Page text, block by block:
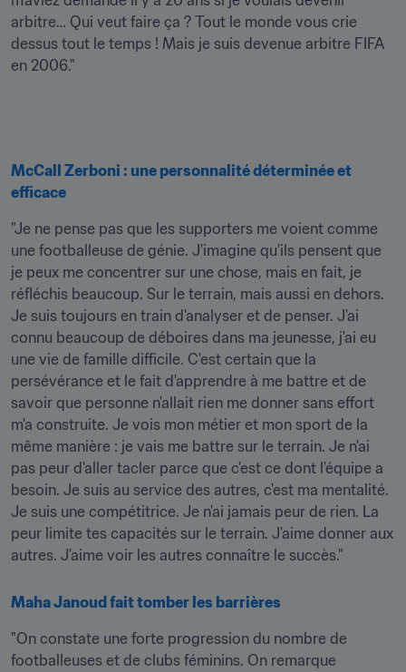
arbitre… Qui veut faire ça ? Tout le monde vous crie
dessus tout le temps ! Mais je suis devenue arbitre FIFA
en 2006."
McCall Zerboni : une personnalité déterminée et
efficace
"Je ne pense pas que les supporters me voient comme
une footballeuse de génie. J'imagine qu'ils pensent que
je peux me concentrer sur une chose, mais en fait, je
réfléchis beaucoup. Sur le terrain, mais aussi en dehors.
Je suis toujours en train d'analyser et de penser. J'ai
connu beaucoup de déboires dans ma jeunesse, j'ai eu
une vie de famille difficile. C'est certain que la
persévérance et le fait d'apprendre à me battre et de
savoir que personne n'allait rien me donner sans effort
m'a construite. Je vois mon métier et mon sport de la
même manière : je vais me battre sur le terrain. Je n'ai
pas peur d'aller tacler parce que c'est ce dont l'équipe a
besoin. Je suis au service des autres, c'est ma mentalité.
Je suis une compétitrice. Je n'ai jamais peur de rien. La
peur limite tes capacités sur le terrain. J'aime donner aux
autres. J'aime voir les autres connaître le succès."
Maha Janoud fait tomber les barrières
"On constate une forte progression du nombre de
footballeuses et de clubs féminins. On remarque